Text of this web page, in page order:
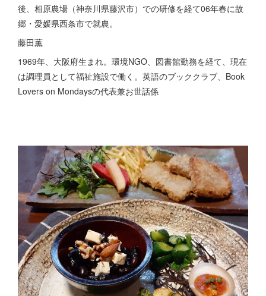
後、相原農場（神奈川県藤沢市）での研修を経て06年春に故
郷・愛媛県西条市で就農。
藤田薫
1969年、大阪府生まれ。環境NGO、図書館勤務を経て、現在
は調理員として福祉施設で働く。英語のブッククラブ、Book
Lovers on Mondaysの代表兼お世話係